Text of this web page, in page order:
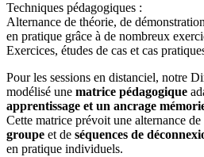
Techniques pédagogiques :
Alternance de théorie, de
en pratique grâce à de nombreux
Exercices, études de cas et cas
Pour les sessions en distanciel, notre
modélisé une matrice pédagogique
apprentissage et un ancrage
Cette matrice prévoit une alternance de
groupe et de séquences de
en pratique individuels.